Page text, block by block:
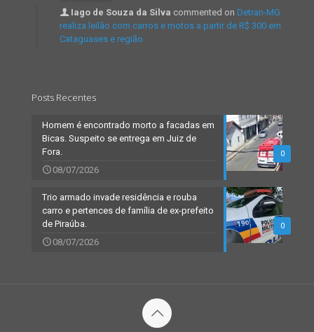
Iago de Souza da Silva commented on Detran-MG
realiza leilão com carros e motos a partir de R$ 300 em
Cataguases e região.
Posts Recentes
0
Homem é encontrado morto a facadas em
Bicas. Suspeito se entrega em Juiz de
Fora.
08/07/2026
0
Trio armado invade residência e rouba
carro e pertences de família de ex-prefeito
de Piraúba.
08/07/2026